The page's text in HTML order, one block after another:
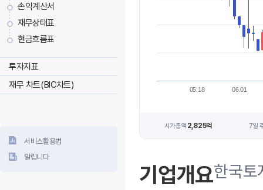
손익계산서
재무상태표
현금흐름표
투자지표
재무 차트(BIC차트)
서비스활용법
알립니다
05.18 06.01
시가총액 2,825억 7일
기업개요한국토